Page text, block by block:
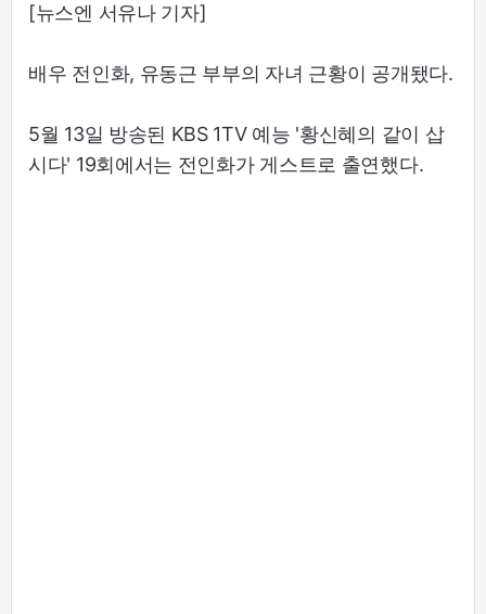
[뉴스엔 서유나 기자]
배우 전인화, 유동근 부부의 자녀 근황이 공개됐다.
5월 13일 방송된 KBS 1TV 예능 '황신혜의 같이 삽
시다' 19회에서는 전인화가 게스트로 출연했다.